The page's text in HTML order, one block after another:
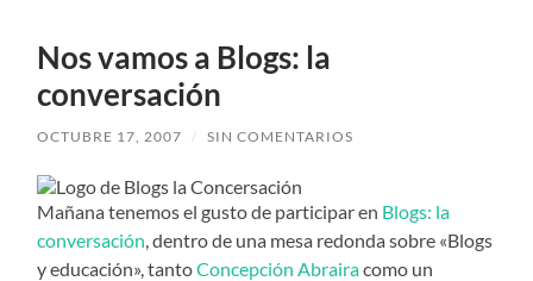
Nos vamos a Blogs: la
conversación
OCTUBRE 17, 2007 / SIN COMENTARIOS
Mañana tenemos el gusto de participar en Blogs: la
conversación, dentro de una mesa redonda sobre «Blogs
y educación», tantoConcepción Abrairacomo un